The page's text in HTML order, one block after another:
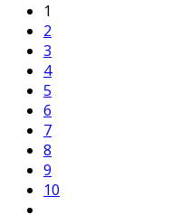
1
2
3
4
5
6
7
8
9
10